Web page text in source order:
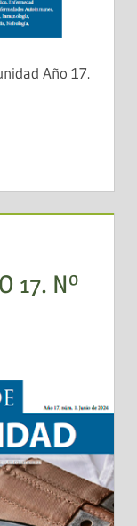
Año 17.
17. Nº